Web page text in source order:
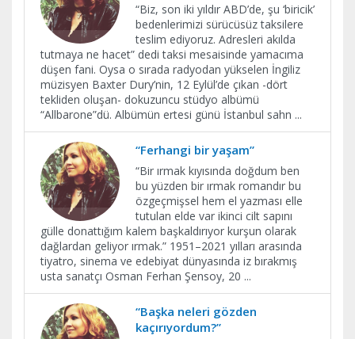
“Biz, son iki yıldır ABD’de, şu ‘biricik’
bedenlerimizi sürücüsüz taksilere
teslim ediyoruz. Adresleri akılda
tutmaya ne hacet” dedi taksi mesaisinde yamacıma
düşen fani. Oysa o sırada radyodan yükselen İngiliz
müzisyen Baxter Dury’nin, 12 Eylül’de çıkan -dört
tekliden oluşan- dokuzuncu stüdyo albümü
“Allbarone”dü. Albümün ertesi günü İstanbul sahn ...
“Ferhangi bir yaşam”
“Bir ırmak kıyısında doğdum ben
bu yüzden bir ırmak romandır bu
özgeçmişsel hem el yazması elle
tutulan elde var ikinci cilt sapını
gülle donattığım kalem başkaldırıyor kurşun olarak
dağlardan geliyor ırmak.” 1951–2021 yılları arasında
tiyatro, sinema ve edebiyat dünyasında iz bırakmış
usta sanatçı Osman Ferhan Şensoy, 20 ...
“Başka neleri gözden
kaçırıyordum?”